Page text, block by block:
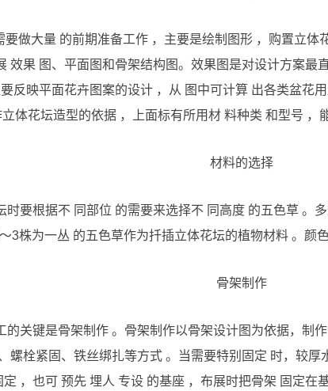
要做大量 的前期准备工作 ，主要是绘制图形 ，购置立体
效果 图、平面图和骨架结构图。效果图是对设计方案最
反映平面花卉图案的设计 ，从 图中可计算 出各类盆花
立体花坛造型的依据 ，上面标有所用材 料种类 和型号 ，
材料的选择
时要根据不 同部位 的需要来选择不 同高度 的五色草 。
3株为一丛 的五色草作为扦插立体花坛的植物材料 。颜
骨架制作
的关键是骨架制作 。骨架制作以骨架设计图为依据，制
螺栓紧固、铁丝绑扎等方式 。当需要特别固定 时，较
，也可 预先 埋人 专设 的基座 ，布展时把骨架 固定在